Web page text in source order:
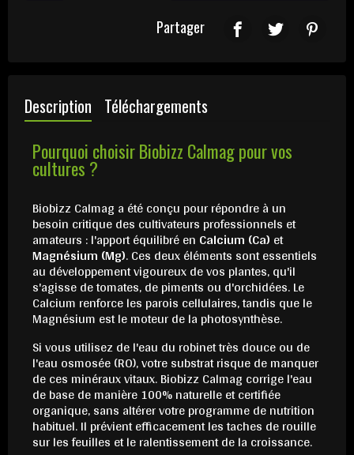
Partager
Description Téléchargements
Pourquoi choisir Biobizz Calmag pour vos
cultures ?
Biobizz Calmag a été conçu pour répondre à un
besoin critique des cultivateurs professionnels et
amateurs : l'apport équilibré en Calcium (Ca) et
Magnésium (Mg). Ces deux éléments sont essentiels
au développement vigoureux de vos plantes, qu'il
s'agisse de tomates, de piments ou d'orchidées. Le
Calcium renforce les parois cellulaires, tandis que le
Magnésium est le moteur de la photosynthèse.
Si vous utilisez de l'eau du robinet très douce ou de
l'eau osmosée (RO), votre substrat risque de manquer
de ces minéraux vitaux. Biobizz Calmag corrige l'eau
de base de manière 100% naturelle et certifiée
organique, sans altérer votre programme de nutrition
habituel. Il prévient efficacement les taches de rouille
sur les feuilles et le ralentissement de la croissance.